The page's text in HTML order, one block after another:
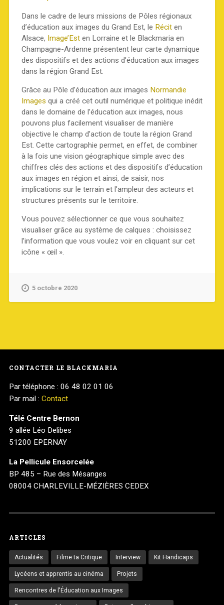
Dans le cadre de leurs missions de Pôles régionaux
d’éducation aux images du Grand Est, le Réciten
Alsace, Image’Esten Lorraine et le Blackmaria en
Champagne-Ardenne présentent leur carte dynamique
des dispositifs et des actions d’éducation aux images
dans la région Grand Est.
Grâce au Pôle d’éducation aux images Normandie
Images qui a créé cet outil numérique et politique inédit
dans le domaine de l’éducation aux images, nous
pouvons plus facilement visualiser de manière
objective le champ d’action de toute la région Grand
Est. Cette cartographie permet, en effet, de combiner
à la fois une vision géographique simple avec des
chiffres clés des actions et des dispositifs d’éducation
aux images en région et ainsi, de saisir, nos
implications sur le terrain et l’ampleur des acteurs et
structures présents sur le territoire.
Vous pouvez sélectionner ce que vous souhaitez
visualiser grâce au système de calques : choisissez
l’information que vous voulez voir en cliquant sur cet
icône « œil ».
5 octobre 2020
CONTACTER LE BLACKMARIA
Par téléphone : 06 48 02 01 06
Par mail : Contact
Télé Centre Bernon
9 allée Léo Delibes
51200 EPERNAY
La Pellicule Ensorcelée
BP 485 – Rue des Mésanges
08004 CHARLEVILLE-MÉZIÈRES CEDEX
ARTICLES
Actualités Filme ta Critique Interview Kit Handicaps
Lycéens et apprentis au cinéma Projets
Rencontres de l'Éducation aux Images